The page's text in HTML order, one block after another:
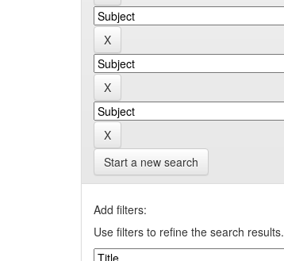
Start a new search
Add filters:
Use filters to refine the search results.